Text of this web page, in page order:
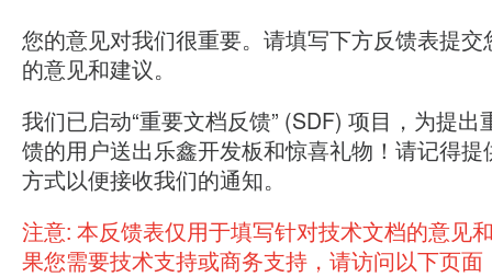
您的意见对我们很重要。请填写下方反馈表提交
的意见和建议。
我们已启动“重要文档反馈” (SDF) 项目，为提出
馈的用户送出乐鑫开发板和惊喜礼物！请记得提
方式以便接收我们的通知。
注意: 本反馈表仅用于填写针对技术文档的意见
果您需要技术支持或商务支持，请访问以下页面